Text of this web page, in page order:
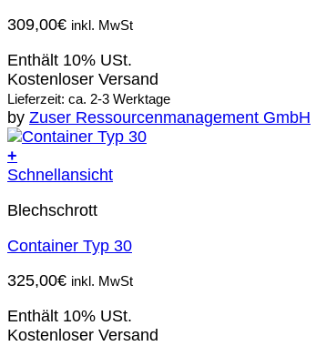
309,00€ inkl. MwSt
Enthält 10% USt.
Kostenloser Versand
Lieferzeit: ca. 2-3 Werktage
by Zuser Ressourcenmanagement GmbH
+
Schnellansicht
Blechschrott
Container Typ 30
325,00€ inkl. MwSt
Enthält 10% USt.
Kostenloser Versand